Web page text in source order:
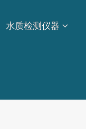
水质检测仪器